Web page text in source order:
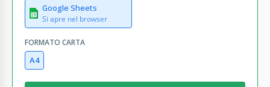
Google Sheets
Si apre nel browser
FORMATO CARTA
A4